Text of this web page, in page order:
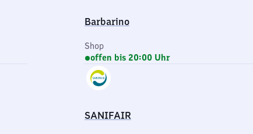
Barbarino
Shop
offen bis 20:00 Uhr
SANIFAIR